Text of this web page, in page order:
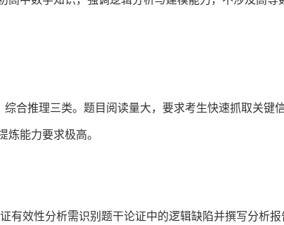
合推理三类。题目阅读量大，要求考生快速抓取关键
炼能力要求极高。
有效性分析需识别题干论证中的逻辑缺陷并撰写分析报